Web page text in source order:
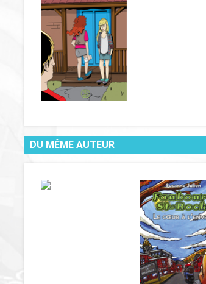
DU MÊME AUTEUR